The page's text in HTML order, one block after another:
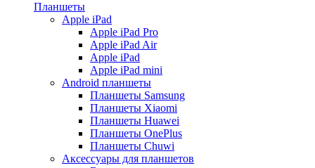
Планшеты
Apple iPad
Apple iPad Pro
Apple iPad Air
Apple iPad
Apple iPad mini
Android планшеты
Планшеты Samsung
Планшеты Xiaomi
Планшеты Huawei
Планшеты OnePlus
Планшеты Chuwi
Аксессуары для планшетов